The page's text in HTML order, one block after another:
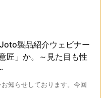
製品紹介ウェビナー
匠」か。～見た目も性
知らせしております。今回